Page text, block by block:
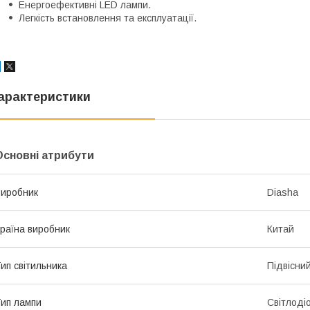
Енергоефективні LED лампи.
Легкість встановлення та експлуатації.
атрибути
Diasha
виробник Китай
світильника Підвісний
лампи